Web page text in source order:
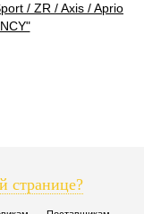
/ ZR / Axis / Aprio
странице?